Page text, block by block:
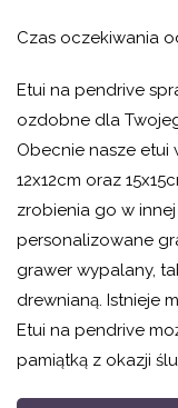
Czas oczekiwania
Etui na pendrive
ozdobne dla
Obecnie nasze etui
12x12cm oraz
zrobienia go w
personalizowane
grawer wypalany,
drewnianą. Istnieje
Etui na pendrive
pamiątką z okazji